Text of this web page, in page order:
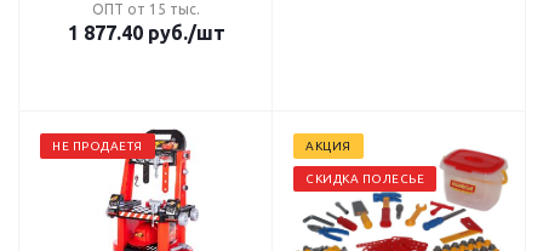
ОПТ от 15 тыс.
1 877.40руб./шт
НЕ ПРОДАЕТЯ АКЦИЯ
СКИДКА ПОЛЕСЬЕ